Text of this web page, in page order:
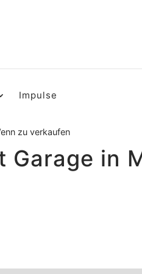
Impulse
zu verkaufen
in